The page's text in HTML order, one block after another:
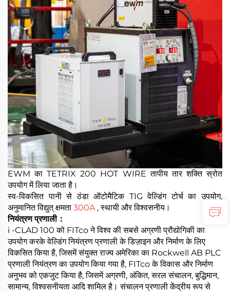
EWM का TETRIX 200 HOT WIRE तापीय तार शक्ति स्रोत
उपयोग में लिया जाता है।
स्व-विकसित पानी से ठंडा ऑटोमैटिक TIG वेल्डिंग टोर्च का उपयोग,
अनुमानित विद्युत् क्षमता 300A , स्थायी और विश्वसनीय।
नियंत्रण प्रणाली：
i -CLAD 100 को FITco ने विश्व की सबसे अग्रणी प्रौद्योगिकी का
उपयोग करके वेल्डिंग नियंत्रण प्रणाली के डिज़ाइन और निर्माण के लिए
विकसित किया है, जिसमें संयुक्त राज्य अमेरिका का Rockwell AB PLC
प्रणाली नियंत्रण का उपयोग किया गया है, FITco के विकास और निर्माण
अनुभव को एकजुट किया है, जिसमें अग्रणी, अंकित, सरल संचालन, बुद्धिमान,
सामान्य, विश्वसनीयता आदि शामिल है। संचालन प्रणाली केंद्रीय रूप से